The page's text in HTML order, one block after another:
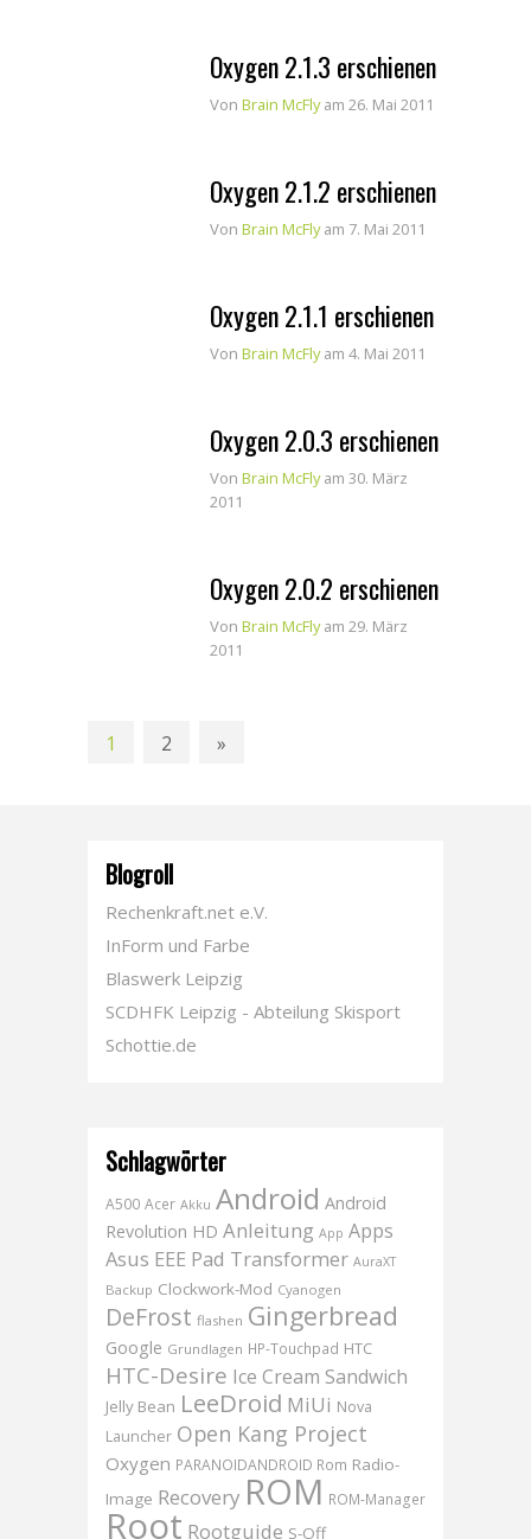
Oxygen 2.1.3 erschienen
Von Brain McFly am 26. Mai 2011
Oxygen 2.1.2 erschienen
Von Brain McFly am 7. Mai 2011
Oxygen 2.1.1 erschienen
Von Brain McFly am 4. Mai 2011
Oxygen 2.0.3 erschienen
Von Brain McFly am 30. März
2011
Oxygen 2.0.2 erschienen
Von Brain McFly am 29. März
2011
1 2 »
Blogroll
Rechenkraft.net e.V.
InForm und Farbe
Blaswerk Leipzig
SCDHFK Leipzig - Abteilung Skisport
Schottie.de
Schlagwörter
A500 Acer Akku Android Android
Revolution HD Anleitung App Apps
Asus EEE Pad Transformer AuraXT
Backup Clockwork-Mod Cyanogen
DeFrost flashen Gingerbread
Google Grundlagen HP-Touchpad HTC
HTC-Desire Ice Cream Sandwich
Jelly Bean LeeDroid MiUi Nova
Launcher Open Kang Project
Oxygen PARANOIDANDROID Rom Radio-
Image Recovery ROM ROM-Manager
Root Rootguide S-Off